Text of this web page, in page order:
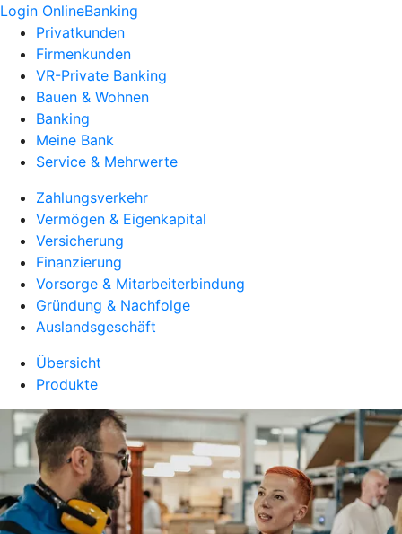
Login OnlineBanking
Privatkunden
Firmenkunden
VR-Private Banking
Bauen & Wohnen
Banking
Meine Bank
Service & Mehrwerte
Zahlungsverkehr
Vermögen & Eigenkapital
Versicherung
Finanzierung
Vorsorge & Mitarbeiterbindung
Gründung & Nachfolge
Auslandsgeschäft
Übersicht
Produkte